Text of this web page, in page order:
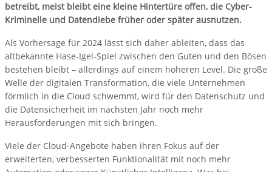
betreibt, meist bleibt eine kleine Hintertüre offen, die Cyber-
Kriminelle und Datendiebe früher oder später ausnutzen.
Als Vorhersage für 2024 lässt sich daher ableiten, dass das
altbekannte Hase-Igel-Spiel zwischen den Guten und den Bösen
bestehen bleibt – allerdings auf einem höheren Level. Die große
Welle der digitalen Transformation, die viele Unternehmen
förmlich in die Cloud schwemmt, wird für den Datenschutz und
die Datensicherheit im nächsten Jahr noch mehr
Herausforderungen mit sich bringen.
Viele der Cloud-Angebote haben ihren Fokus auf der
erweiterten, verbesserten Funktionalität mit noch mehr